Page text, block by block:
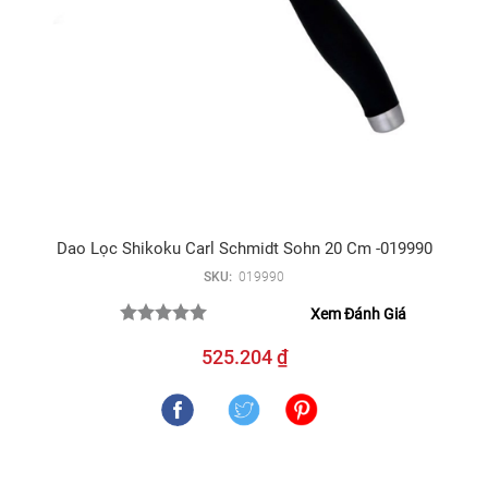
Dao Lọc Shikoku Carl Schmidt Sohn 20 Cm -019990
SKU: 019990
Xem Đánh Giá
525.204 ₫